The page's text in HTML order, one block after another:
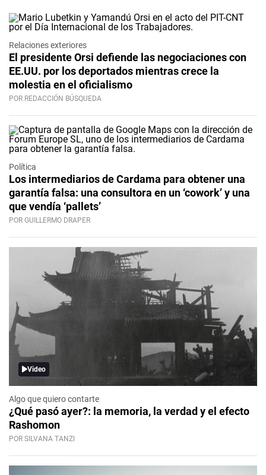
Relaciones exteriores
El presidente Orsi defiende las negociaciones con
EE.UU. por los deportados mientras crece la
molestia en el oficialismo
POR REDACCIÓN BÚSQUEDA
Política
Los intermediarios de Cardama para obtener una
garantía falsa: una consultora en un ‘cowork’ y una
que vendía ‘pallets’
POR GUILLERMO DRAPER
Video
Algo que quiero contarte
¿Qué pasó ayer?: la memoria, la verdad y el efecto
Rashomon
POR SILVANA TANZI